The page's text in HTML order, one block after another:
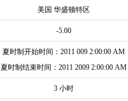
美国 华盛顿特区
-5.00
夏时制开始时间：2011 009 2:00:00 AM
夏时制结束时间：2011 2009 2:00:00 AM
3 小时